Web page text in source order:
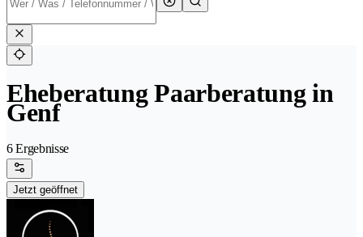
Eheberatung Paarberatung in
Genf
6 Ergebnisse
Jetzt geöffnet